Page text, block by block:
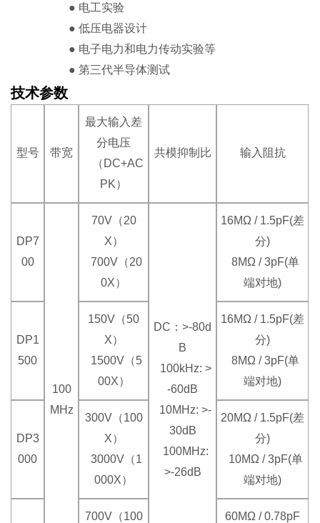
● 电工实验
● 低压电器设计
● 电子电力和电力传动实验等
● 第三代半导体测试
技术参数
型号 带宽
最大输入差
分电压
（DC+AC
PK）
共模抑制比 输入阻抗
DP7
00
100
MHz
70V（20
X）
700V（20
0X）
DC：>-80d
B
100kHz: >
-60dB
10MHz: >-
30dB
100MHz:
>-26dB
16MΩ / 1.5pF(差
分)
8MΩ / 3pF(单
端对地)
DP1
500
150V（50
X）
1500V（5
00X）
16MΩ / 1.5pF(差
分)
8MΩ / 3pF(单
端对地)
DP3
000
300V（100
X）
3000V（1
000X）
20MΩ / 1.5pF(差
分)
10MΩ / 3pF(单
端对地)
700V（100
60MΩ / 0.78pF